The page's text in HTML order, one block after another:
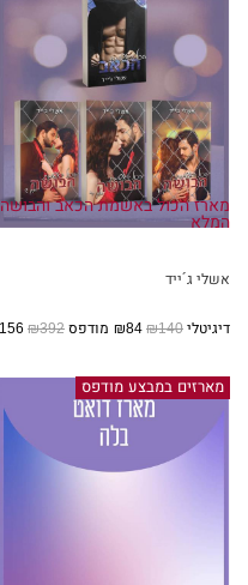
מארז הכול באשמת הכאב והבושה
המלא
אשלי ג´ייד
דיגיטלי₪140 מודפס₪392
מארזים במבצע מודפס